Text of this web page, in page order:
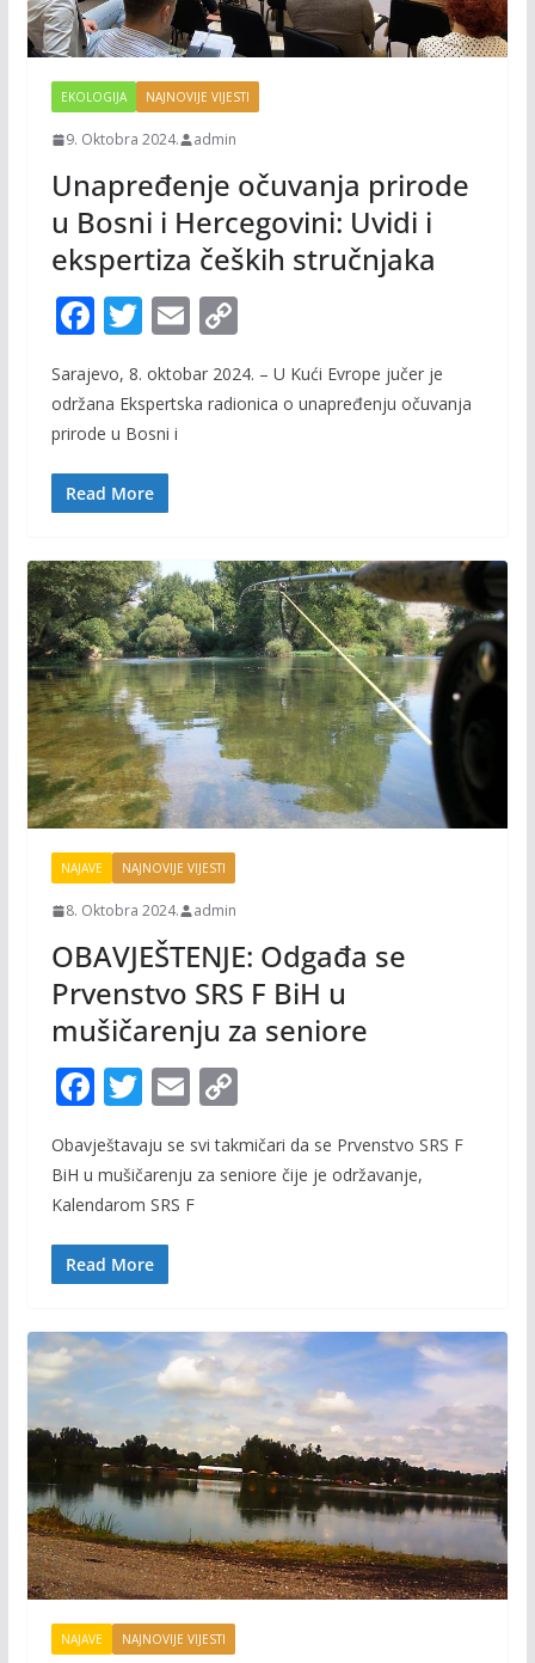
EKOLOGIJA NAJNOVIJE VIJESTI
9. Oktobra 2024. admin
Unapređenje očuvanja prirode
u Bosni i Hercegovini: Uvidi i
ekspertiza čeških stručnjaka
F
e
b
o
o
T
w
itt
er
E
ai
C
p
Sarajevo, 8. oktobar 2024. – U Kući Evrope jučer je
održana Ekspertska radionica o unapređenju očuvanja
prirode u Bosni i
Read More
NAJAVE NAJNOVIJE VIJESTI
8. Oktobra 2024. admin
OBAVJEŠTENJE: Odgađa se
Prvenstvo SRS F BiH u
mušičarenju za seniore
F
ac
e
b
o
o
T
itt
er
E
ai
l
C
p
Obavještavaju se svi takmičari da se Prvenstvo SRS F
BiH u mušičarenju za seniore čije je održavanje,
Kalendarom SRS F
Read More
NAJAVE NAJNOVIJE VIJESTI